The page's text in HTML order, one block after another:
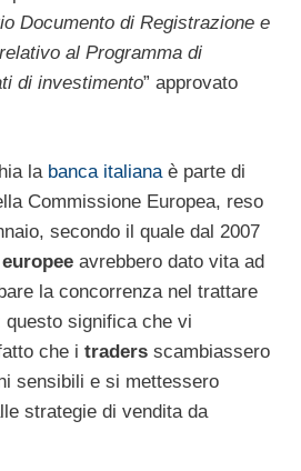
Documento di Registrazione e
al Programma di
di investimento” approvato
la banca italiana è parte di
Commissione Europea, reso
secondo il quale dal 2007
avrebbero dato vita ad
la concorrenza nel trattare
significa che vi
che i traders scambiassero
sensibili e si mettessero
strategie di vendita da